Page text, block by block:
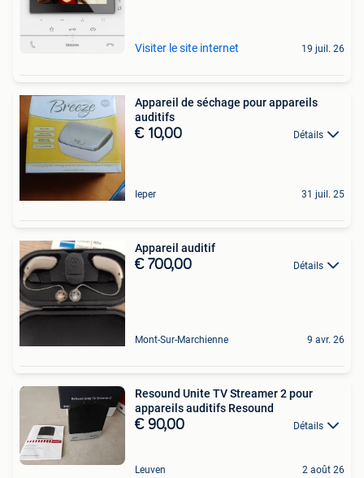
Visiter le site internet 19 juil. 26
Appareil de séchage pour appareils
auditifs
€ 10,00 Détails
Ieper 31 juil. 25
Appareil auditif
€ 700,00 Détails
Mont-Sur-Marchienne 9 avr. 26
Resound Unite TV Streamer 2 pour
appareils auditifs Resound
€ 90,00 Détails
Leuven 2 août 26